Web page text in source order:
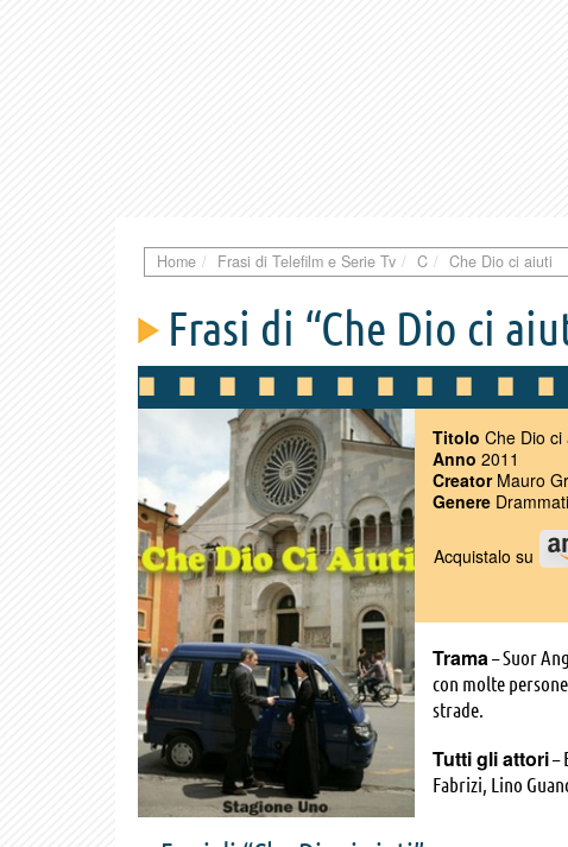
Home Frasi di Telefilm e Serie Tv C Che Dio ci aiuti
Frasi di “Che Dio ci
Titolo Che Dio ci
Anno 2011
CreatorMauro
Genere
Acquistalo su
Trama– Suor
con molte
strade.
Tutti gli attori–
Fabrizi, Lino